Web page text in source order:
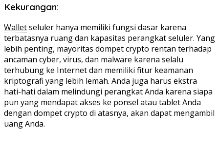
Kekurangan:
Walletseluler hanya memiliki fungsi dasar karena
terbatasnya ruang dan kapasitas perangkat seluler. Yang
lebih penting, mayoritas dompet crypto rentan terhadap
ancaman cyber, virus, dan malware karena selalu
terhubung ke Internet dan memiliki fitur keamanan
kriptografi yang lebih lemah. Anda juga harus ekstra
hati-hati dalam melindungi perangkat Anda karena siapa
pun yang mendapat akses ke ponsel atau tablet Anda
dengan dompet crypto di atasnya, akan dapat mengambil
uang Anda.